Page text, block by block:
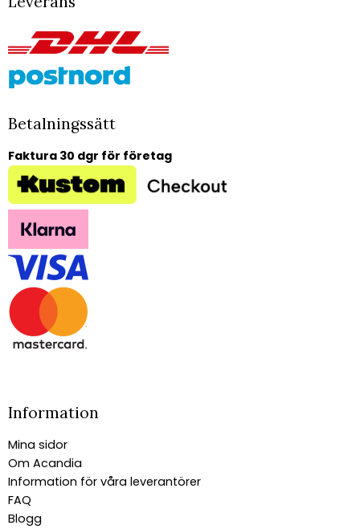
Betalningssätt
Faktura 30 dgr för företag
Information
Mina sidor
Om Acandia
Information för våra leverantörer
FAQ
Blogg